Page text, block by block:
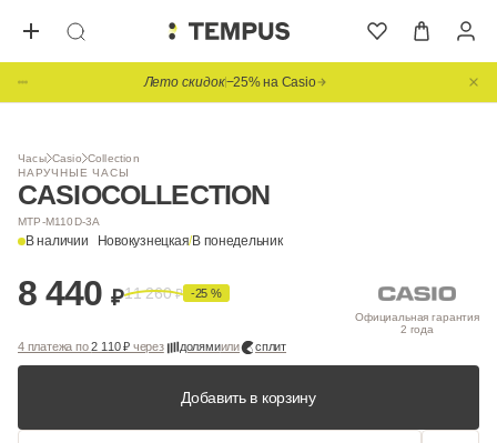
Лето скидок−25% на Casio
Часы Casio Collection
НАРУЧНЫЕ ЧАСЫ
CASIOCOLLECTION
MTP-M110D-3A
В наличии Новокузнецкая/В понедельник
8 440 ₽11 260₽ -25 %
Официальная гарантия
2 года
4 платежа по2 110 ₽через долямиили сплит
Добавить в корзину